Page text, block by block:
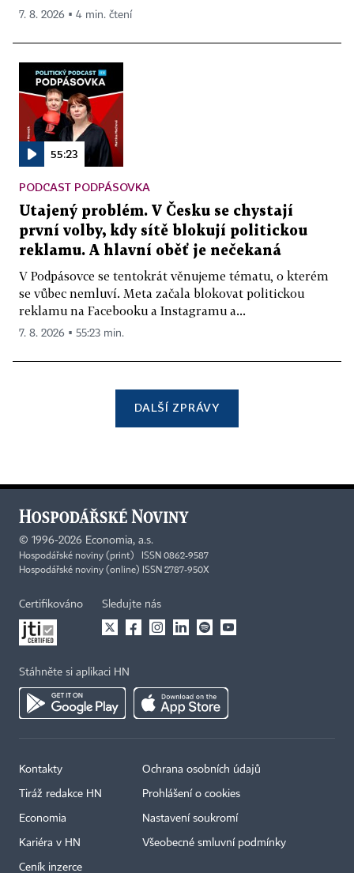
7. 8. 2026 ▪ 4 min. čtení
55:23
PODCAST PODPÁSOVKA
Utajený problém. V Česku se chystají
první volby, kdy sítě blokují politickou
reklamu. A hlavní oběť je nečekaná
V Podpásovce se tentokrát věnujeme tématu, o kterém
se vůbec nemluví. Meta začala blokovat politickou
reklamu na Facebooku a Instagramu a...
7. 8. 2026 ▪ 55:23 min.
DALŠÍ ZPRÁVY
© 1996-2026 Economia, a.s.
Hospodářské noviny (print) ISSN 0862-9587
Hospodářské noviny (online) ISSN 2787-950X
Certifikováno Sledujte nás
Stáhněte si aplikaci HN
Kontakty
Tiráž redakce HN
Economia
Kariéra v HN
Ceník inzerce
Ochrana osobních údajů
Prohlášení o cookies
Nastavení soukromí
Všeobecné smluvní podmínky